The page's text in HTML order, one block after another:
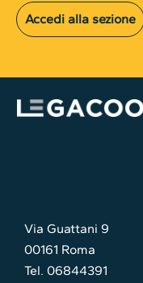
Accedi alla sezione
Via Guattani 9
00161 Roma
Tel. 06844391